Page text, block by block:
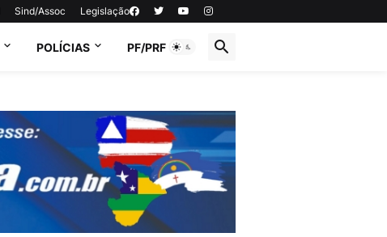
Sind/Assoc Legislação
POLÍCIAS PF/PRF